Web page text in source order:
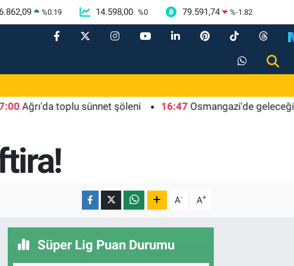
6.862,09 %0.19 14.598,00 %0 79.591,74 %-1.82
toplu sünnet şöleni 16:47 Osmangazi'de geleceğin
A- A+
Süper Lig Puan Durumu